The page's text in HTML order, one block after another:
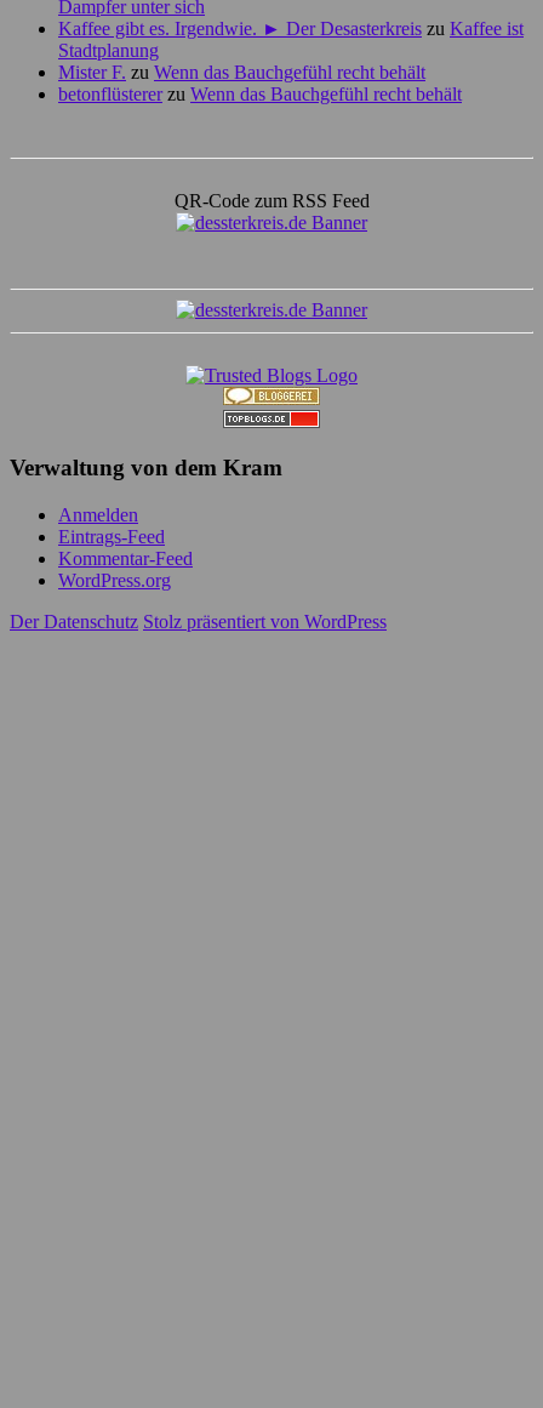
Dampfer unter sich
Kaffee gibt es. Irgendwie. ► Der Desasterkreis zu Kaffee ist
Stadtplanung
Mister F. zu Wenn das Bauchgefühl recht behält
betonflüstererzu Wenn das Bauchgefühl recht behält
QR-Code zum RSS Feed
Verwaltung von dem Kram
Anmelden
Eintrags-Feed
Kommentar-Feed
WordPress.org
Der Datenschutz Stolz präsentiert von WordPress